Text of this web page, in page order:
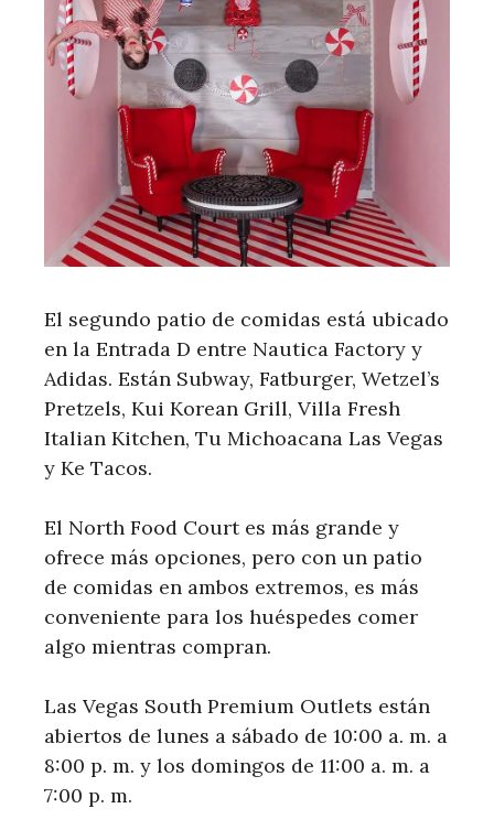
El segundo patio de comidas está ubicado
en la Entrada D entre Nautica Factory y
Adidas. Están Subway, Fatburger, Wetzel’s
Pretzels, Kui Korean Grill, Villa Fresh
Italian Kitchen, Tu Michoacana Las Vegas
y Ke Tacos.
El North Food Court es más grande y
ofrece más opciones, pero con un patio
de comidas en ambos extremos, es más
conveniente para los huéspedes comer
algo mientras compran.
Las Vegas South Premium Outlets están
abiertos de lunes a sábado de 10:00 a. m. a
8:00 p. m. y los domingos de 11:00 a. m. a
7:00 p. m.